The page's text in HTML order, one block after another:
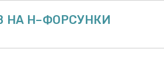
НА Н–ФОРСУНКИ